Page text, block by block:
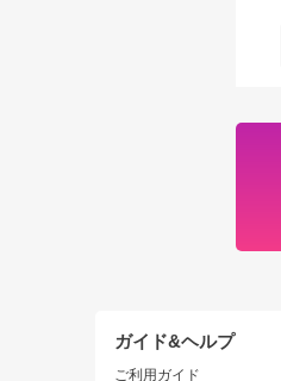
ガイド&ヘルプ
ご利用ガイド